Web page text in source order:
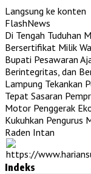
Langsung ke konten
FlashNews
Di Tengah Tuduhan
Bersertifikat Milik
Bupati Pesawaran
Berintegritas, dan
Lampung Tekankan
Tepat Sasaran
Motor Penggerak
Kukuhkan Pengurus
Raden Intan
Indeks